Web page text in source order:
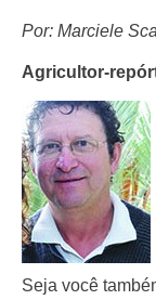
Por: Marciele
Agricultor-
Seja você